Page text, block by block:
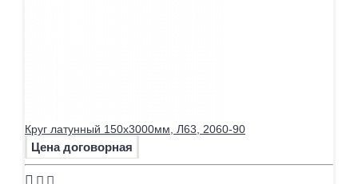
Круг латунный 150х3000мм, Л63, 2060-90
Цена договорная